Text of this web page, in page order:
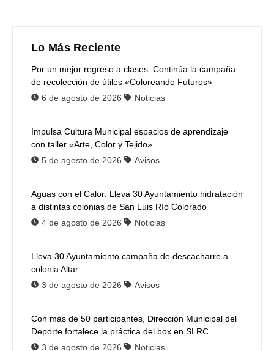
Lo Más Reciente
Por un mejor regreso a clases: Continúa la campaña
de recolección de útiles «Coloreando Futuros»
6 de agosto de 2026
Noticias
Impulsa Cultura Municipal espacios de aprendizaje
con taller «Arte, Color y Tejido»
5 de agosto de 2026
Avisos
Aguas con el Calor: Lleva 30 Ayuntamiento hidratación
a distintas colonias de San Luis Río Colorado
4 de agosto de 2026
Noticias
Lleva 30 Ayuntamiento campaña de descacharre a
colonia Altar
3 de agosto de 2026
Avisos
Con más de 50 participantes, Dirección Municipal del
Deporte fortalece la práctica del box en SLRC
3 de agosto de 2026
Noticias